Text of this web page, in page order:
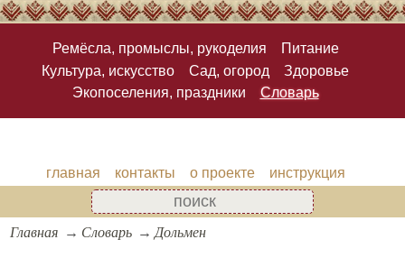
Ремёсла, промыслы, рукоделия
Питание
Культура, искусство
Сад, огород
Здоровье
Экопоселения, праздники
Словарь
главная контакты о проекте инструкция
Главная Словарь Дольмен